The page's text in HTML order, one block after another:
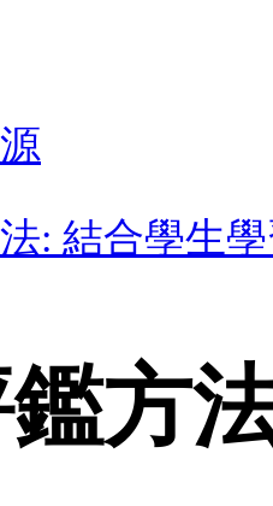
: 結合學生
方